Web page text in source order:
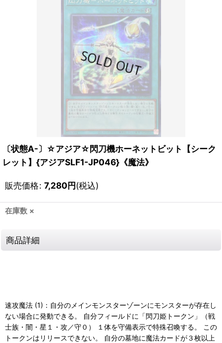
〔状態A-〕☆アジア☆閃刀機ホーネットビット【シーク
レット】{アジアSLF1-JP046}《魔法》
販売価格: 7,280円(税込)
在庫数 ×
商品詳細
速攻魔法 (1)：自分のメインモンスターゾーンにモンスターが存在し
ない場合に発動できる。 自分フィールドに「閃刀姫トークン」（戦
士族・闇・星１・攻／守０） １体を守備表示で特殊召喚する。 この
トークンはリリースできない。 自分の墓地に魔法カードが３枚以上